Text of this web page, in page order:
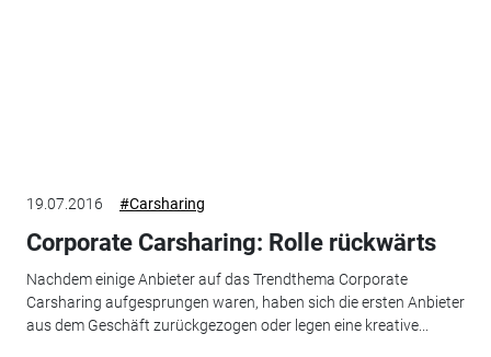
19.07.2016 #Carsharing
Corporate Carsharing: Rolle rückwärts
Nachdem einige Anbieter auf das Trendthema Corporate
Carsharing aufgesprungen waren, haben sich die ersten Anbieter
aus dem Geschäft zurückgezogen oder legen eine kreative...